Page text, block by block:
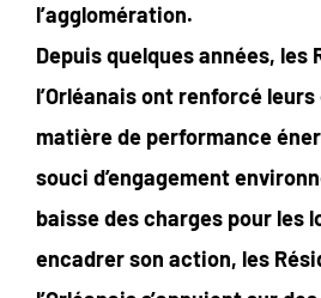
l’agglomération.
Depuis quelques années, les
l’Orléanais ont renforcé
matière de performance
souci d’engagement
baisse des charges pour les
encadrer son action, les